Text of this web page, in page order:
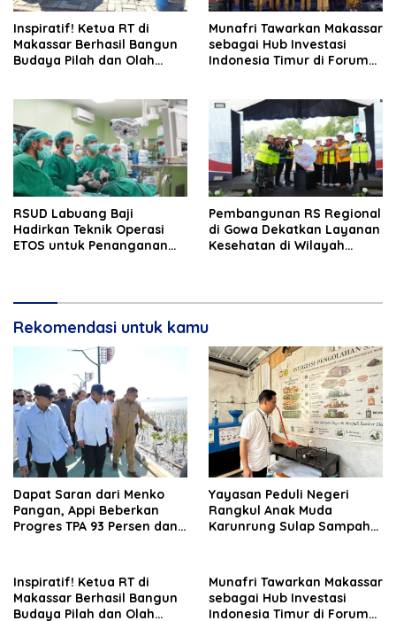
Inspiratif! Ketua RT di
Makassar Berhasil Bangun
Budaya Pilah dan Olah
Munafri Tawarkan Makassar
sebagai Hub Investasi
Indonesia Timur di Forum
RSUD Labuang Baji
Hadirkan Teknik Operasi
ETOS untuk Penanganan
Pembangunan RS Regional
di Gowa Dekatkan Layanan
Kesehatan di Wilayah
Rekomendasi untuk kamu
Dapat Saran dari Menko
Pangan, Appi Beberkan
Progres TPA 93 Persen dan
Yayasan Peduli Negeri
Rangkul Anak Muda
Karunrung Sulap Sampah
Inspiratif! Ketua RT di
Makassar Berhasil Bangun
Budaya Pilah dan Olah
Munafri Tawarkan Makassar
sebagai Hub Investasi
Indonesia Timur di Forum